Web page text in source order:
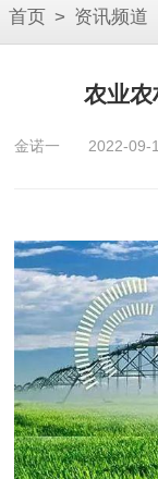
首页 > 资讯频道
农业
金诺一 2022-09-